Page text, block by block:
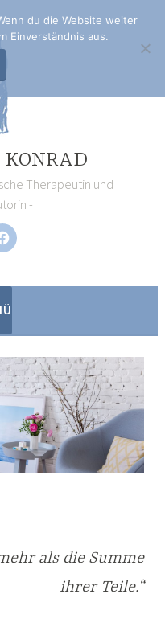
Therapeutin und
als die Summe
ihrer Teile.“
du die Website weiter
Einverständnis aus.